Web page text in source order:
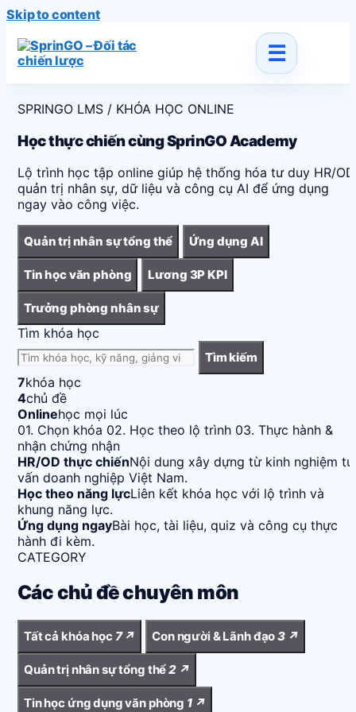
Skip to content
SPRINGO LMS / KHÓA HỌC ONLINE
Học thực chiến cùng SprinGO Academy
Lộ trình học tập online giúp hệ thống hóa tư duy HR/
quản trị nhân sự, dữ liệu và công cụ AI để ứng dụng
ngay vào công việc.
Quản trị nhân sự tổng thể Ứng dụng AI
Tin học văn phòng Lương 3P KPI
Trưởng phòng nhân sự
Tìm khóa học
Tìm kiếm
7khóa học
4chủ đề
Onlinehọc mọi lúc
01. Chọn khóa 02. Học theo lộ trình 03. Thực hành &
nhận chứng nhận
HR/OD thực chiếnNội dung xây dựng từ kinh nghiệm tư
vấn doanh nghiệp Việt Nam.
Học theo năng lựcLiên kết khóa học với lộ trình và
khung năng lực.
Ứng dụng ngayBài học, tài liệu, quiz và công cụ thực
hành đi kèm.
CATEGORY
Các chủ đề chuyên môn
Tất cả khóa học 7 ↗ Con người & Lãnh đạo3 ↗
Quản trị nhân sự tổng thể2 ↗
Tin học ứng dụng văn phòng 1 ↗